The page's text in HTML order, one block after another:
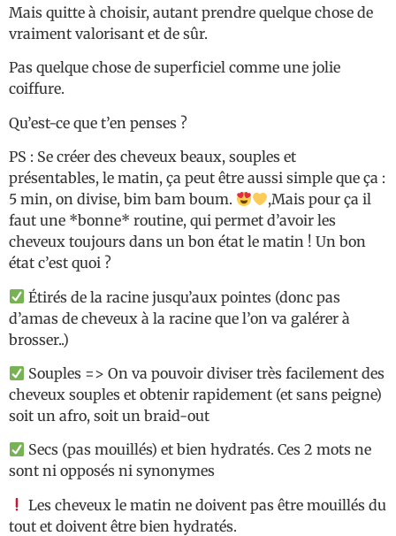
Mais quitte à choisir, autant prendre quelque chose de
vraiment valorisant et de sûr.
Pas quelque chose de superficiel comme une jolie
coiffure.
Qu’est-ce que t’en penses ?
PS : Se créer des cheveux beaux, souples et
présentables, le matin, ça peut être aussi simple que ça :
5 min, on divise, bim bam boum.
,Mais pour ça il
faut une *bonne* routine, qui permet d’avoir les
cheveux toujours dans un bon état le matin ! Un bon
état c’est quoi ?
Étirés de la racine jusqu’aux pointes (donc pas
d’amas de cheveux à la racine que l’on va galérer à
brosser..)
Souples => On va pouvoir diviser très facilement des
cheveux souples et obtenir rapidement (et sans peigne)
soit un afro, soit un braid-out
Secs (pas mouillés) et bien hydratés. Ces 2 mots ne
sont ni opposés ni synonymes
Les cheveux le matin ne doivent pas être mouillés du
tout et doivent être bien hydratés.